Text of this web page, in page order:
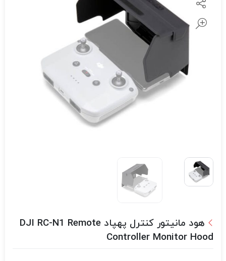
هود مانیتور کنترل پهپاد DJI RC-N1 Remote
Controller Monitor Hood